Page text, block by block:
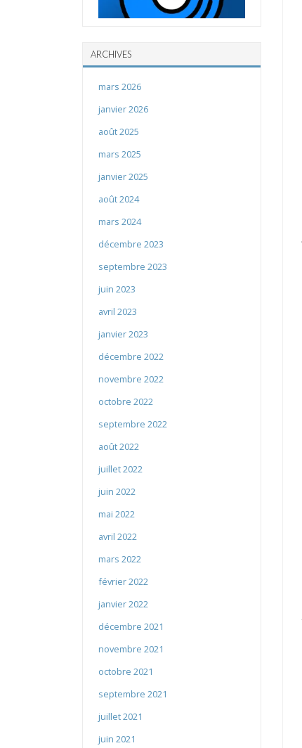
ARCHIVES
mars 2026
janvier 2026
août 2025
mars 2025
janvier 2025
août 2024
mars 2024
décembre 2023
septembre 2023
juin 2023
avril 2023
janvier 2023
décembre 2022
novembre 2022
octobre 2022
septembre 2022
août 2022
juillet 2022
juin 2022
mai 2022
avril 2022
mars 2022
février 2022
janvier 2022
décembre 2021
novembre 2021
octobre 2021
septembre 2021
juillet 2021
juin 2021